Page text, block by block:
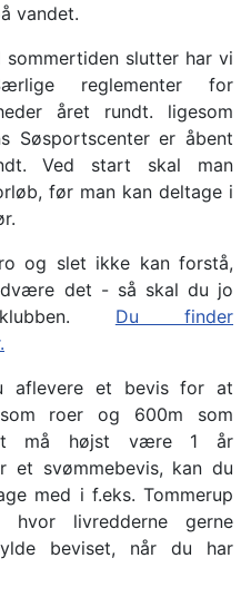
vandet.
slutter har vi
reglementer for
året rundt. ligesom
Søsportscenter er åbent
Ved start skal man
før man kan deltage i
og slet ikke kan forstå,
det - så skal du jo
Du finder
aflevere et bevis for at
roer og 600m som
må højst være 1 år
et svømmebevis, kan du
med i f.eks. Tommerup
hvor livredderne gerne
beviset, når du har